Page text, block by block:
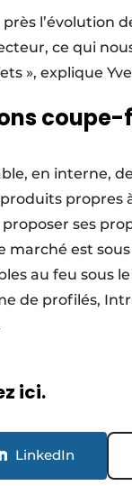
près
ce qui
», explique
coupe-
en interne,
propres
ses
est sous
au feu sous
de profilés,
ici.
LinkedIn